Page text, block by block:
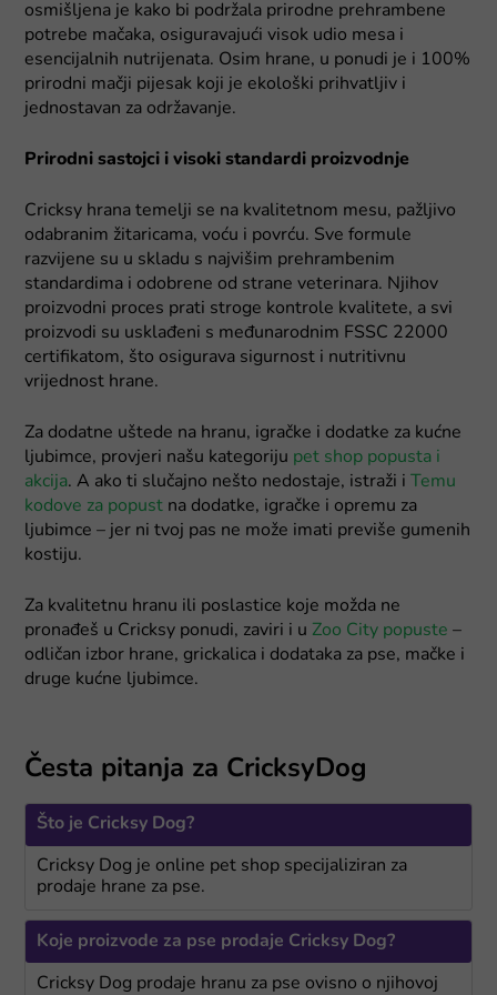
osmišljena je kako bi podržala prirodne prehrambene
potrebe mačaka, osiguravajući visok udio mesa i
esencijalnih nutrijenata. Osim hrane, u ponudi je i 100%
prirodni mačji pijesak koji je ekološki prihvatljiv i
jednostavan za održavanje.
Prirodni sastojci i visoki standardi proizvodnje
Cricksy hrana temelji se na kvalitetnom mesu, pažljivo
odabranim žitaricama, voću i povrću. Sve formule
razvijene su u skladu s najvišim prehrambenim
standardima i odobrene od strane veterinara. Njihov
proizvodni proces prati stroge kontrole kvalitete, a svi
proizvodi su usklađeni s međunarodnim FSSC 22000
certifikatom, što osigurava sigurnost i nutritivnu
vrijednost hrane.
Za dodatne uštede na hranu, igračke i dodatke za kućne
ljubimce, provjeri našu kategoriju pet shop popusta i
akcija. A ako ti slučajno nešto nedostaje, istraži i
Temu
kodove za popust na dodatke, igračke i opremu za
ljubimce – jer ni tvoj pas ne može imati previše gumenih
kostiju.
Za kvalitetnu hranu ili poslastice koje možda ne
pronađeš u Cricksy ponudi, zaviri i u Zoo City popuste –
odličan izbor hrane, grickalica i dodataka za pse, mačke i
druge kućne ljubimce.
Česta pitanja za CricksyDog
Što je Cricksy Dog?
Cricksy Dog je online pet shop specijaliziran za
prodaje hrane za pse.
Koje proizvode za pse prodaje Cricksy Dog?
Cricksy Dog prodaje hranu za pse ovisno o njihovoj